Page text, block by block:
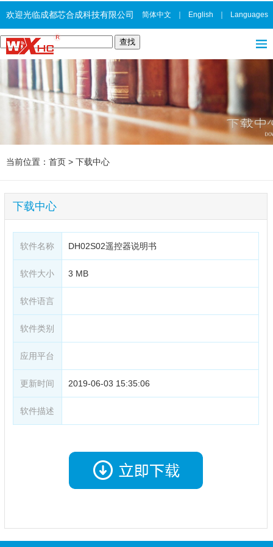
欢迎光临成都芯合成科技有限公司 简体中文 English Languages
当前位置： 首页 > 下载中心
下载中心
软件名称 DH02S02遥控器说明书
软件大小 3 MB
软件语言
软件类别
应用平台
更新时间 2019-06-03 15:35:06
软件描述